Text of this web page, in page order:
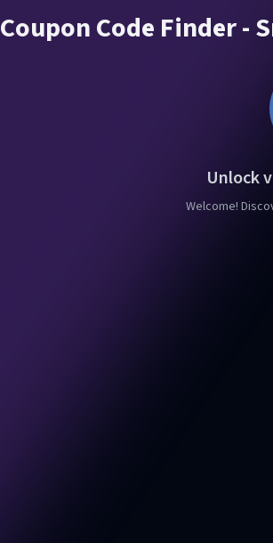
Coupon Code Finder -
Unlock
Welcome!